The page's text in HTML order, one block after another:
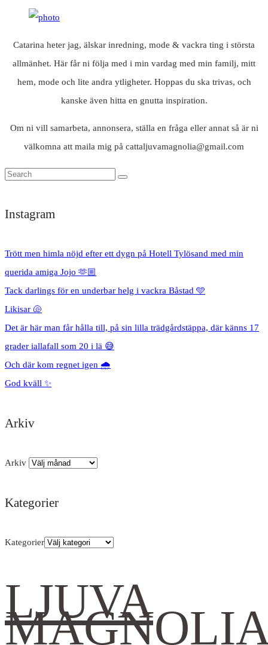
Catarina heter jag, älskar inredning, mode & vackra ting i största
allmänhet. Här får ni följa med i min vardag med min familj, mitt
hem, mode och lite andra ytligheter. Hoppas du ska trivas, och
kanske även hitta en gnutta inspiration.
Om ni vill samarbeta, annonsera, ställa en fråga eller annat så är ni
välkomna att maila mig på cattaljuvamagnolia@gmail.com
Instagram
Trött men himla nöjd efter ett dygn på Hotell Tylösand med min
querida amiga Jojo 🫶🏼
Tack darlings för en underbar helg i vackra Båstad 🩵
Likisar 🐚
Det är här man får hålla till, på sin lilla trädgårdstäppa, där känns 17
grader iallafall som 20 i lä 😅
Och där kom regnet igen 🌧️
God kväll ✨
Arkiv
Arkiv
Kategorier
Kategorier
LJUVA